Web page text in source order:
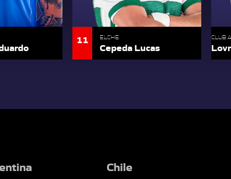
11 ELCHE
Cepeda Lucas
CLUB
Chile